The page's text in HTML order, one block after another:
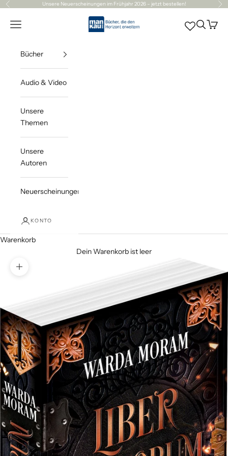
Zum Inhalt springen
Zurück Unsere Neuerscheinungen im Frühjahr 2026 – jetzt bestellen! Vor
Mankau Verlag
Navigationsmenü öffnen Suche
Bücher
Audio & Video
Unsere
Themen
Unsere
Autoren
Neuerscheinungen
KONTO
Warenkorb
Dein Warenkorb ist leer
Bild vergrößern